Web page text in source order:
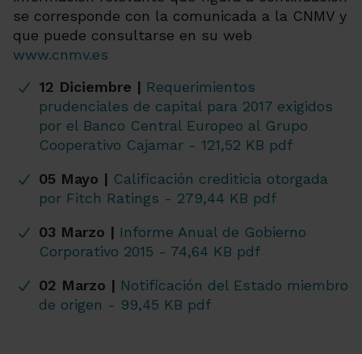
se corresponde con la comunicada a la CNMV y
que puede consultarse en su web
www.cnmv.es
12 Diciembre | Requerimientos
prudenciales de capital para 2017 exigidos
por el Banco Central Europeo al Grupo
Cooperativo Cajamar - 121,52 KB pdf
05 Mayo | Calificación crediticia otorgada
por Fitch Ratings - 279,44 KB pdf
03 Marzo | Informe Anual de Gobierno
Corporativo 2015 - 74,64 KB pdf
02 Marzo | Notificación del Estado miembro
de origen - 99,45 KB pdf